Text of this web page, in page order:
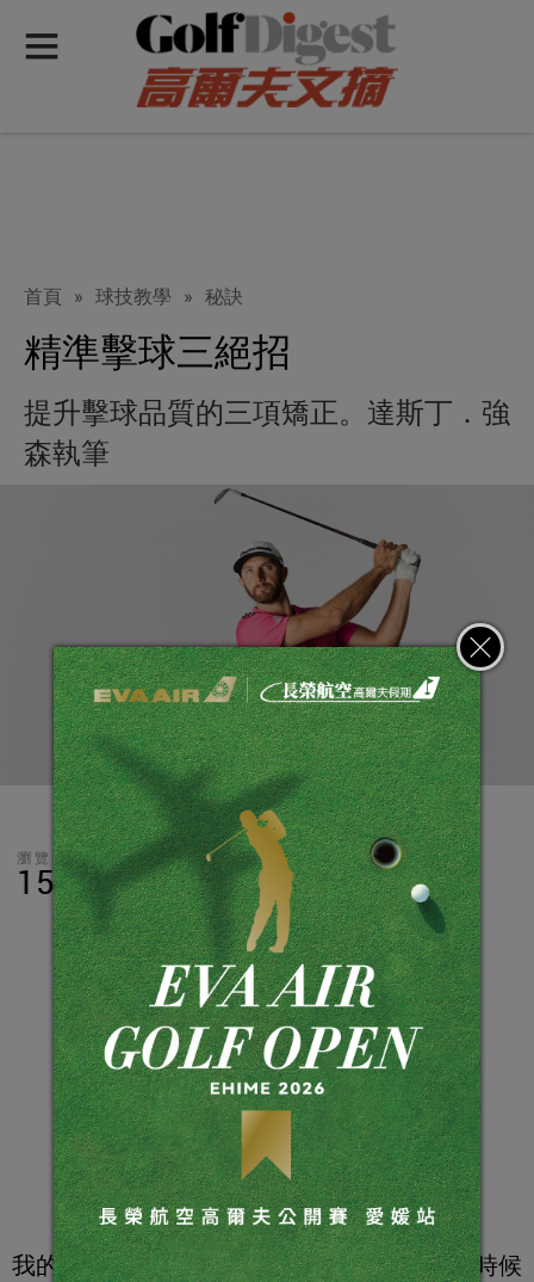
首頁 » 球技教學 » 秘訣
精準擊球三絕招
提升擊球品質的三項矯正。達斯丁．強
森執筆
瀏覽數
15,722 分享 LINE
我的每支球桿都有固定擊球距離，手風順的時候